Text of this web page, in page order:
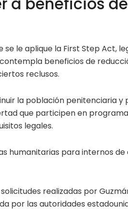
se le aplique la First Step Act,
contempla beneficios de
reclusos.
la población penitenciaria
que participen en
legales.
humanitarias para internos de
realizadas por
por las autoridades